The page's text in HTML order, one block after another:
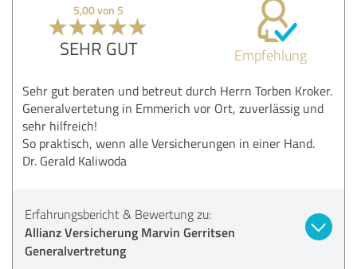
5,00 von 5
SEHR GUT Empfehlung
Sehr gut beraten und betreut durch Herrn Torben Kroker.
Generalvertetung in Emmerich vor Ort, zuverlässig und
sehr hilfreich!
So praktisch, wenn alle Versicherungen in einer Hand.
Dr. Gerald Kaliwoda
Erfahrungsbericht & Bewertung zu:
Allianz Versicherung Marvin Gerritsen
Generalvertretung